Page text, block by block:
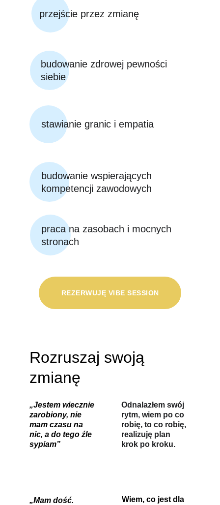
przejście przez zmianę
budowanie zdrowej pewności
siebie
stawianie granic i empatia
budowanie wspierających
kompetencji zawodowych
praca na zasobach i mocnych
stronach
REZERWUJĘ VIBE SESSION
Rozruszaj swoją
zmianę
„Jestem wiecznie
zarobiony, nie
mam czasu na
nic, a do tego źle
sypiam”
„Mam dość.
Odnalazłem swój
rytm, wiem po co
robię, to co robię,
realizuję plan
krok po kroku.
Wiem, co jest dla